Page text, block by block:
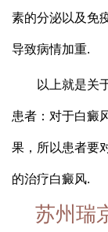
素的分泌以及免
导致病情加重.
以上就是关于"
患者：对于白癜
果，所以患者要
的治疗白癜风.
苏州瑞